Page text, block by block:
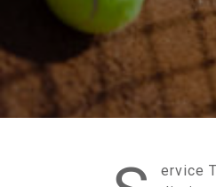
ervice